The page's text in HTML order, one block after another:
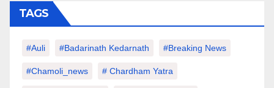
TAGS
#auli #Badarinath Kedarnath #Breaking News
#chamoli_news # Chardham Yatra